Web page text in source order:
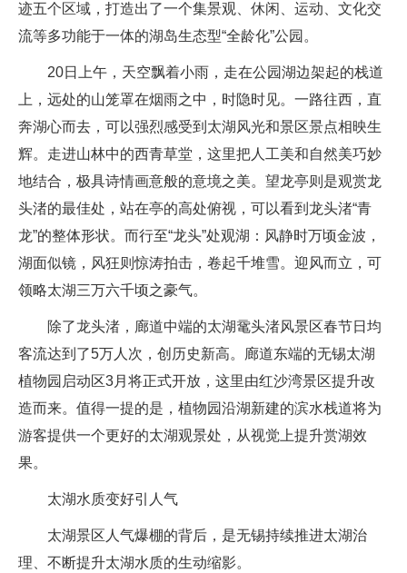
迹五个区域，打造出了一个集景观、休闲、运动、文化交
流等多功能于一体的湖岛生态型“全龄化”公园。
20日上午，天空飘着小雨，走在公园湖边架起的栈道
上，远处的山笼罩在烟雨之中，时隐时见。一路往西，直
奔湖心而去，可以强烈感受到太湖风光和景区景点相映生
辉。走进山林中的西青草堂，这里把人工美和自然美巧妙
地结合，极具诗情画意般的意境之美。望龙亭则是观赏龙
头渚的最佳处，站在亭的高处俯视，可以看到龙头渚“青
龙”的整体形状。而行至“龙头”处观湖：风静时万顷金波，
湖面似镜，风狂则惊涛拍击，卷起千堆雪。迎风而立，可
领略太湖三万六千顷之豪气。
除了龙头渚，廊道中端的太湖鼋头渚风景区春节日均
客流达到了5万人次，创历史新高。廊道东端的无锡太湖
植物园启动区3月将正式开放，这里由红沙湾景区提升改
造而来。值得一提的是，植物园沿湖新建的滨水栈道将为
游客提供一个更好的太湖观景处，从视觉上提升赏湖效
果。
太湖水质变好引人气
太湖景区人气爆棚的背后，是无锡持续推进太湖治
理、不断提升太湖水质的生动缩影。